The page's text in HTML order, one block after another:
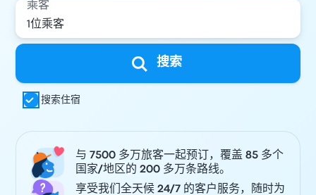
乘客
搜索
搜索住宿
与 7500 多万旅客一起预订，覆盖 85 多个
国家/地区的 200 多万条路线。
享受我们全天候 24/7 的客户服务，随时为